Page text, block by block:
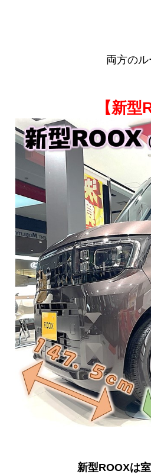
両方の
【新
新型ROOXは